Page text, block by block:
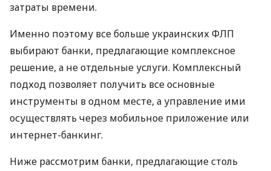
затраты времени.
Именно поэтому все больше украинских ФЛП
выбирают банки, предлагающие комплексное
решение, а не отдельные услуги. Комплексный
подход позволяет получить все основные
инструменты в одном месте, а управление ими
осуществлять через мобильное приложение или
интернет-банкинг.
Ниже рассмотрим банки, предлагающие столь